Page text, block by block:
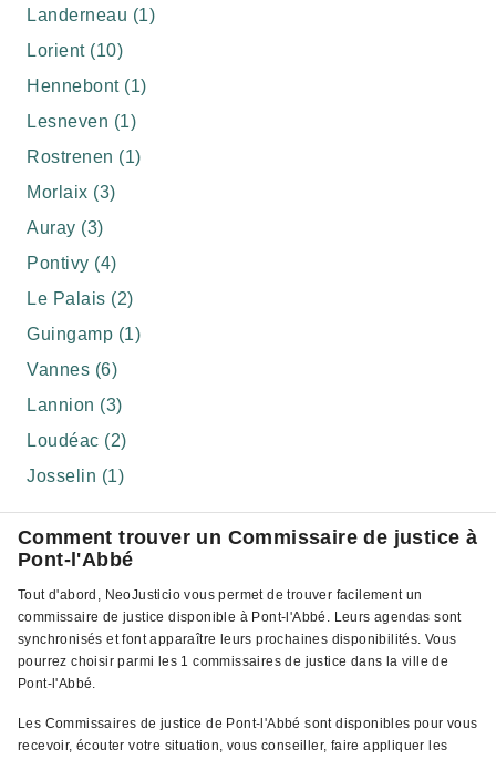
Landerneau (1)
Lorient (10)
Hennebont (1)
Lesneven (1)
Rostrenen (1)
Morlaix (3)
Auray (3)
Pontivy (4)
Le Palais (2)
Guingamp (1)
Vannes (6)
Lannion (3)
Loudéac (2)
Josselin (1)
Comment trouver un Commissaire de justice à
Pont-l'Abbé
Tout d'abord, NeoJusticio vous permet de trouver facilement un
commissaire de justice disponible à Pont-l'Abbé. Leurs agendas sont
synchronisés et font apparaître leurs prochaines disponibilités. Vous
pourrez choisir parmi les 1 commissaires de justice dans la ville de
Pont-l'Abbé.
Les Commissaires de justice de Pont-l'Abbé sont disponibles pour vous
recevoir, écouter votre situation, vous conseiller, faire appliquer les